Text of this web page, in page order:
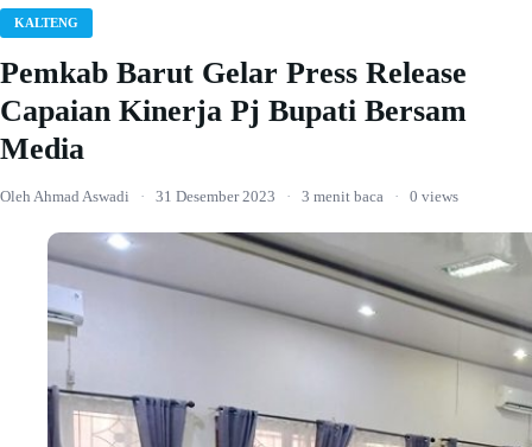
KALTENG
Pemkab Barut Gelar Press Release
Capaian Kinerja Pj Bupati Bersam
Media
Oleh Ahmad Aswadi · 31 Desember 2023 · 3 menit baca · 0 views